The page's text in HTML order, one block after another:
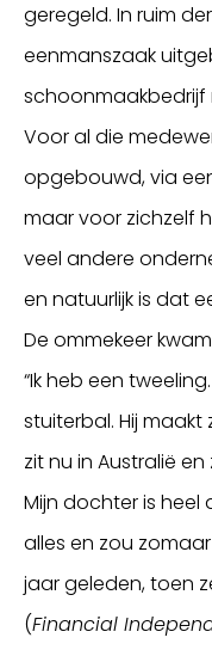
geregeld. In ruim
eenmanszaak
schoonmaakbedrijf
Voor al die
opgebouwd, via
maar voor zichzelf
veel andere
en natuurlijk is dat
De ommekeer
“Ik heb een
stuiterbal. Hij maakt
zit nu in Australië
Mijn dochter is heel
alles en zou
jaar geleden, toen
(Financial